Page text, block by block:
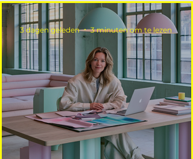
3 dagen geleden 3 minuten om te lezen